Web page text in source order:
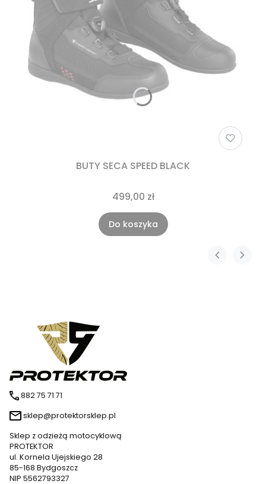
BUTY SECA SPEED BLACK
499,00 zł
Do koszyka
882 75 71 71
sklep@protektorsklep.pl
Sklep z odzieżą motocyklową
PROTEKTOR
ul. Kornela Ujejskiego 28
85-168 Bydgoszcz
NIP 5562793327